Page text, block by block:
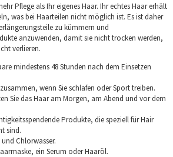
Pflege als Ihr eigenes Haar. Ihr echtes Haar erhält
was bei Haarteilen nicht möglich ist. Es ist daher
zu kümmern und
anzuwenden, damit sie nicht trocken werden,
verlieren.
mindestens 48 Stunden nach dem Einsetzen
wenn Sie schlafen oder Sport treiben.
Sie das Haar am Morgen, am Abend und vor dem
Produkte, die speziell für Hair
sind.
Chlorwasser.
ein Serum oder Haaröl.